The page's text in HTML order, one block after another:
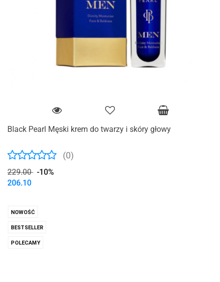
Black Pearl Męski krem ​​do twarzy i skóry głowy
(0)
229.00 -10%
206.10
NOWOŚĆ
BESTSELLER
POLECAMY